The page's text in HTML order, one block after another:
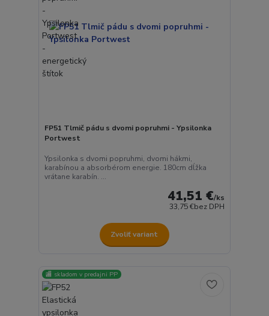
FP51 Tlmič pádu s dvomi popruhmi - Ypsilonka
Portwest
Ypsilonka s dvomi popruhmi, dvomi hákmi,
karabínou a absorbérom energie. 180cm dĺžka
vrátane karabín. ...
41,51 €/ks
33,75 €bez DPH
Zvoliť variant
🏬 skladom v predajni PP